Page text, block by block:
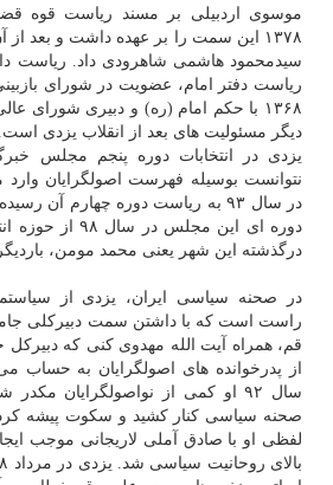
موسوی اردبیلی بر مسند ریاست قوه
۱۳۷۸ این سمت را بر عهده داشت و بعد
سیدمحمود هاشمی شاهرودی داد. ریاست
ریاست دفتر امام، عضویت در شورای
۱۳۶۸ با حکم امام (ره) و دبیری شورای
دیگر مسئولیت های بعد از انقلاب یزدی است.
نتوانست بوسیله فهرست اصولگرایان
در سال ۹۳ به ریاست دوره چهارم آن
دوره ای این مجلس
درگذشته این شهر یعنی محمد مومن، باردیگر
در صحنه سیاسی ایران، یزدی از
راست است که با داشتن سمت دبیرکلی
قم، همراه آیت الله مهدوی کنی که دبیرکل
از پدرخوانده های اصولگرایان به حساب
سال ۹۲ او کمی از نواصولگرایان
لفظی او با صادق آملی لاریجانی موجب